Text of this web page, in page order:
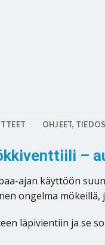
OHJEET,
–
ajan käyttöön
ongelma
läpivientiin ja se